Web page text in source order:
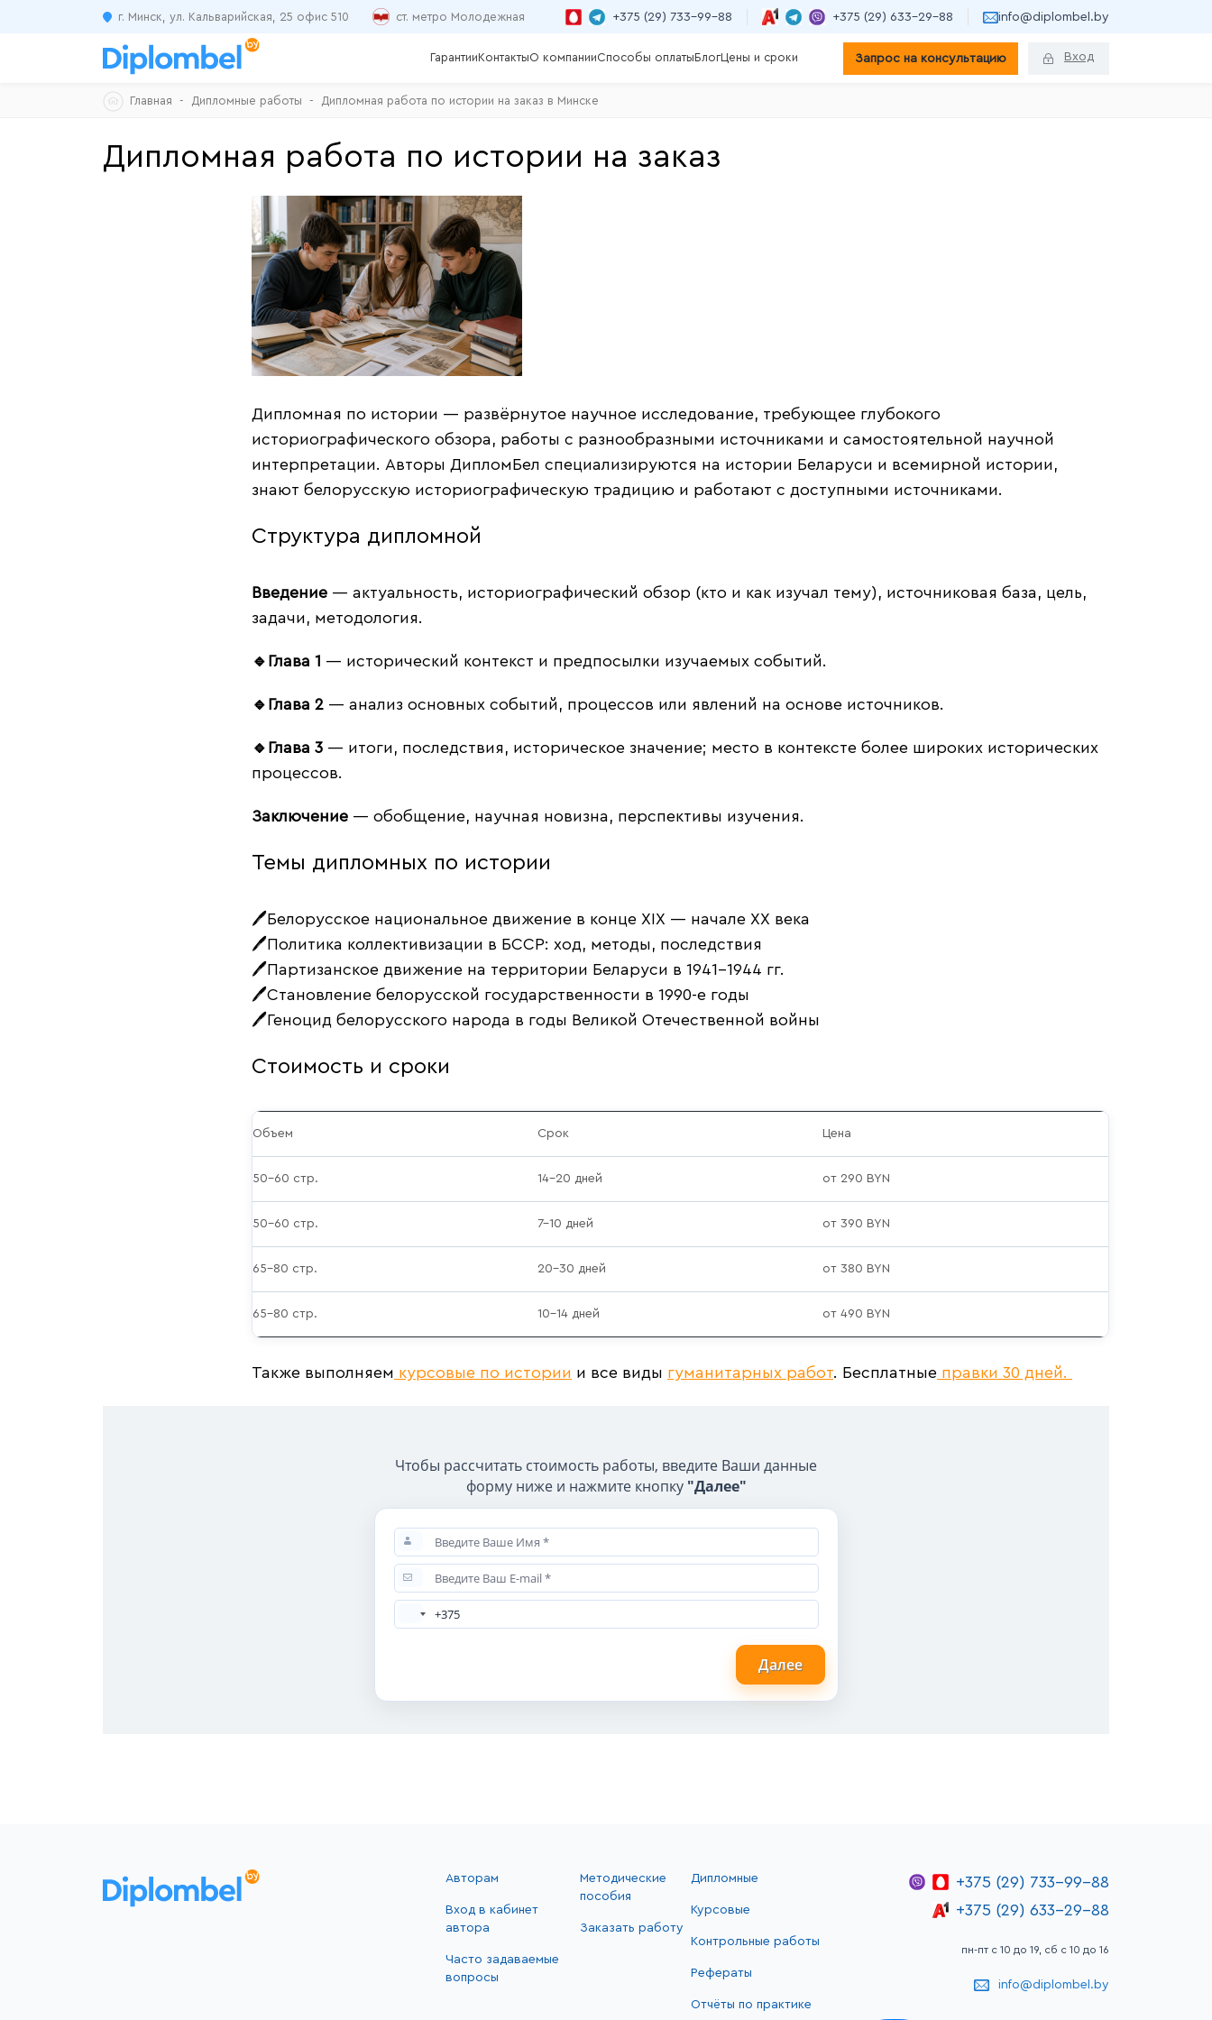
г. Минск, ул. Кальварийская, 25 офис 510 ст. метро Молодежная +375 (29) 733-99-88 +375 (29) 633-29-88 info@diplombel.by
ГарантииКонтактыО компанииСпособы оплатыБлогЦены и сроки Запрос на консультацию Вход
Главная Дипломные работы Дипломная работа по истории на заказ в Минске
Дипломная работа по истории на заказ
Дипломная по истории — развёрнутое научное исследование, требующее глубокого
историографического обзора, работы с разнообразными источниками и самостоятельной научной
интерпретации. Авторы ДипломБел специализируются на истории Беларуси и всемирной истории,
знают белорусскую историографическую традицию и работают с доступными источниками.
Структура дипломной
Введение — актуальность, историографический обзор (кто и как изучал тему), источниковая база, цель,
задачи, методология.
🔹Глава 1 — исторический контекст и предпосылки изучаемых событий.
🔹Глава 2 — анализ основных событий, процессов или явлений на основе источников.
🔹Глава 3 — итоги, последствия, историческое значение; место в контексте более широких исторических
процессов.
Заключение — обобщение, научная новизна, перспективы изучения.
Темы дипломных по истории
🖊Белорусское национальное движение в конце XIX — начале XX века
🖊Политика коллективизации в БССР: ход, методы, последствия
🖊Партизанское движение на территории Беларуси в 1941–1944 гг.
🖊Становление белорусской государственности в 1990-е годы
🖊Геноцид белорусского народа в годы Великой Отечественной войны
Стоимость и сроки
Объем Срок Цена
50–60 стр. 14–20 дней от 290 BYN
50–60 стр. 7–10 дней от 390 BYN
65–80 стр. 20–30 дней от 380 BYN
65–80 стр. 10–14 дней от 490 BYN
Также выполняем курсовые по истории и все виды гуманитарных работ. Бесплатные правки 30 дней.
Чтобы рассчитать стоимость работы, введите Ваши данные
форму ниже и нажмите кнопку "Далее"
Далее
Авторам
Вход в кабинет
автора
Часто задаваемые
вопросы
Методические
пособия
Заказать работу
Дипломные
Курсовые
Контрольные работы
Рефераты
Отчёты по практике
+375 (29) 733-99-88
+375 (29) 633-29-88
пн-пт с 10 до 19, сб с 10 до 16
info@diplombel.by